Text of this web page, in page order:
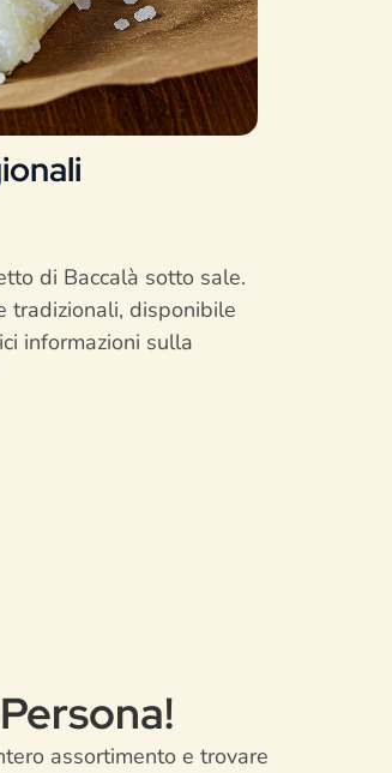
di Baccalà sotto sale.
tradizionali, disponibile
informazioni sulla
assortimento e trovare